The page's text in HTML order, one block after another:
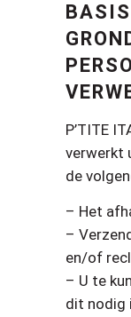
P’TITE
verwerkt
de
– Het
–
en/of
– U te
dit nodig